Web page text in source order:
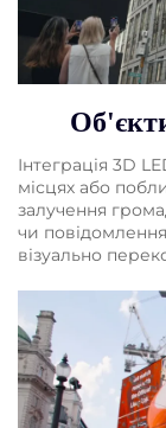
Інтеграція 3D
місцях або
залучення
чи
візуально